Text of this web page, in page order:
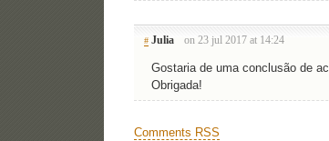
# Julia on 23 jul 2017 at 14:24
Gostaria de uma conclusão de
Obrigada!
Comments RSS